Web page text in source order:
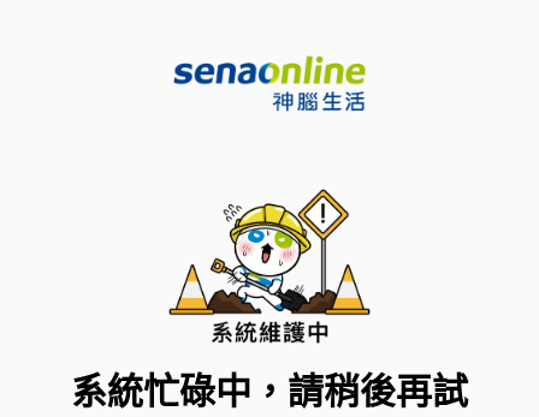
系統忙碌中，請稍後再試